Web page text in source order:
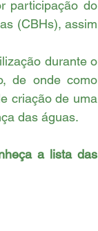
participação do
(CBHs), assim
de onde como
criação de uma
das águas.
a lista das